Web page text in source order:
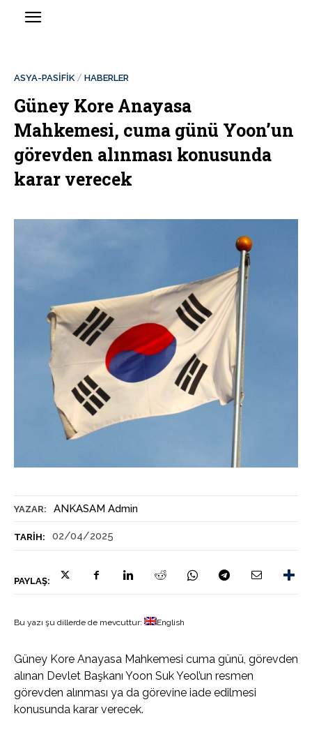
YAZAR: ANKASAM Admin
TARIH: 02/04/2025
PAYLAŞ:
ASYA-PASİFİK HABERLER
Güney Kore Anayasa
Mahkemesi, cuma günü Yoon’un
görevden alınması konusunda
karar verecek
Bu yazı şu dillerde de mevcuttur: English
Güney Kore Anayasa Mahkemesi cuma günü, görevden
alınan Devlet Başkanı Yoon Suk Yeol’un resmen
görevden alınması ya da görevine iade edilmesi
konusunda karar verecek.